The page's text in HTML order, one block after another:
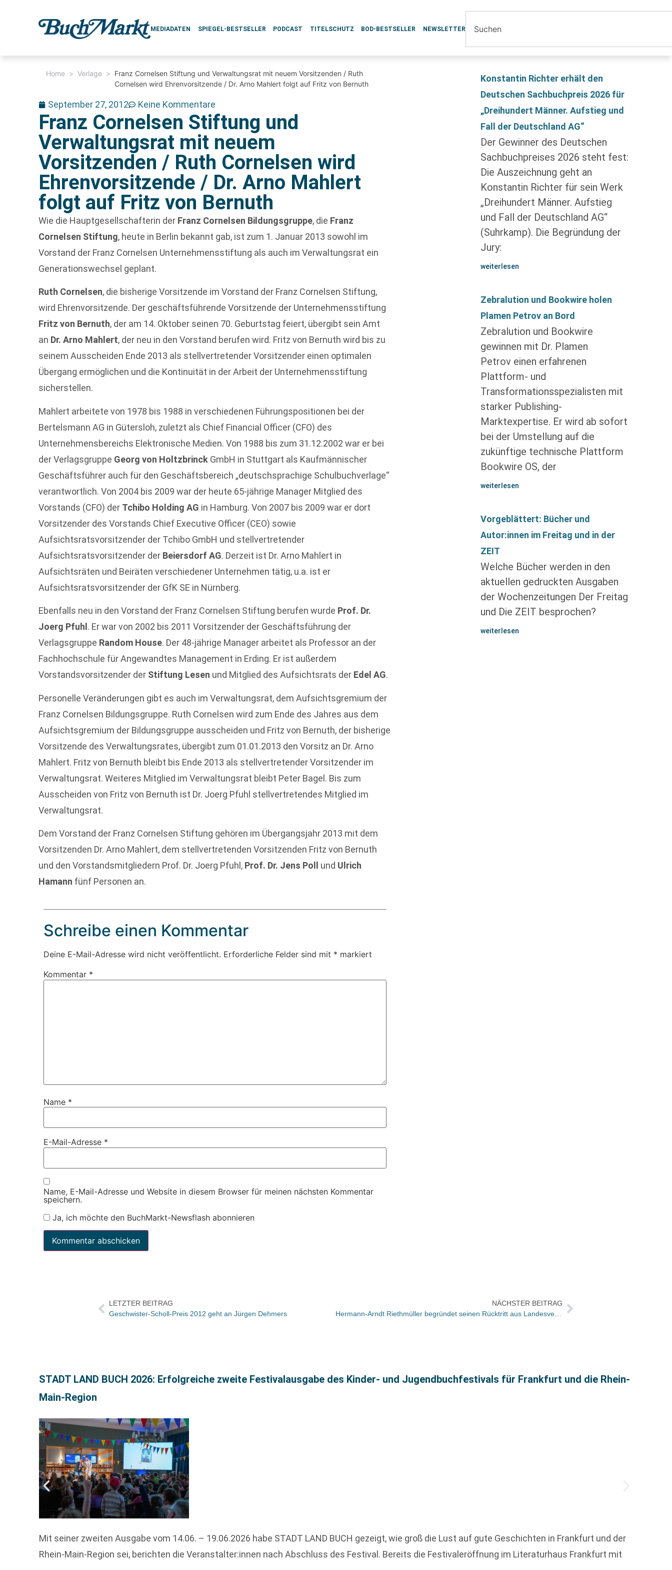
MEDIADATEN SPIEGEL-BESTSELLER PODCAST TITELSCHUTZ BOD-BESTSELLER NEWSLETTER
Home > Verlage > Franz Cornelsen Stiftung und Verwaltungsrat mit neuem Vorsitzenden / Ruth
Cornelsen wird Ehrenvorsitzende / Dr. Arno Mahlert folgt auf Fritz von Bernuth
September 27, 2012 Keine Kommentare
Franz Cornelsen Stiftung und
Verwaltungsrat mit neuem
Vorsitzenden / Ruth Cornelsen wird
Ehrenvorsitzende / Dr. Arno Mahlert
folgt auf Fritz von Bernuth
Wie die Hauptgesellschafterin der Franz Cornelsen Bildungsgruppe, die Franz
Cornelsen Stiftung, heute in Berlin bekannt gab, ist zum 1. Januar 2013 sowohl im
Vorstand der Franz Cornelsen Unternehmensstiftung als auch im Verwaltungsrat ein
Generationswechsel geplant.
Ruth Cornelsen, die bisherige Vorsitzende im Vorstand der Franz Cornelsen Stiftung,
wird Ehrenvorsitzende. Der geschäftsführende Vorsitzende der Unternehmensstiftung
Fritz von Bernuth, der am 14. Oktober seinen 70. Geburtstag feiert, übergibt sein Amt
an Dr. Arno Mahlert, der neu in den Vorstand berufen wird. Fritz von Bernuth wird bis zu
seinem Ausscheiden Ende 2013 als stellvertretender Vorsitzender einen optimalen
Übergang ermöglichen und die Kontinuität in der Arbeit der Unternehmensstiftung
sicherstellen.
Mahlert arbeitete von 1978 bis 1988 in verschiedenen Führungspositionen bei der
Bertelsmann AG in Gütersloh, zuletzt als Chief Financial Officer (CFO) des
Unternehmensbereichs Elektronische Medien. Von 1988 bis zum 31.12.2002 war er bei
der Verlagsgruppe Georg von Holtzbrinck GmbH in Stuttgart als Kaufmännischer
Geschäftsführer auch für den Geschäftsbereich „deutschsprachige Schulbuchverlage“
verantwortlich. Von 2004 bis 2009 war der heute 65-jährige Manager Mitglied des
Vorstands (CFO) der Tchibo Holding AG in Hamburg. Von 2007 bis 2009 war er dort
Vorsitzender des Vorstands Chief Executive Officer (CEO) sowie
Aufsichtsratsvorsitzender der Tchibo GmbH und stellvertretender
Aufsichtsratsvorsitzender der Beiersdorf AG. Derzeit ist Dr. Arno Mahlert in
Aufsichtsräten und Beiräten verschiedener Unternehmen tätig, u.a. ist er
Aufsichtsratsvorsitzender der GfK SE in Nürnberg.
Ebenfalls neu in den Vorstand der Franz Cornelsen Stiftung berufen wurde Prof. Dr.
Joerg Pfuhl . Er war von 2002 bis 2011 Vorsitzender der Geschäftsführung der
Verlagsgruppe Random House. Der 48-jährige Manager arbeitet als Professor an der
Fachhochschule für Angewandtes Management in Erding. Er ist außerdem
Vorstandsvorsitzender der Stiftung Lesen und Mitglied des Aufsichtsrats der Edel AG.
Personelle Veränderungen gibt es auch im Verwaltungsrat, dem Aufsichtsgremium der
Franz Cornelsen Bildungsgruppe. Ruth Cornelsen wird zum Ende des Jahres aus dem
Aufsichtsgremium der Bildungsgruppe ausscheiden und Fritz von Bernuth, der bisherige
Vorsitzende des Verwaltungsrates, übergibt zum 01.01.2013 den Vorsitz an Dr. Arno
Mahlert. Fritz von Bernuth bleibt bis Ende 2013 als stellvertretender Vorsitzender im
Verwaltungsrat. Weiteres Mitglied im Verwaltungsrat bleibt Peter Bagel. Bis zum
Ausscheiden von Fritz von Bernuth ist Dr. Joerg Pfuhl stellvertretendes Mitglied im
Verwaltungsrat.
Dem Vorstand der Franz Cornelsen Stiftung gehören im Übergangsjahr 2013 mit dem
Vorsitzenden Dr. Arno Mahlert, dem stellvertretenden Vorsitzenden Fritz von Bernuth
und den Vorstandsmitgliedern Prof. Dr. Joerg Pfuhl, Prof. Dr. Jens Poll und Ulrich
Hamann fünf Personen an.
Schreibe einen Kommentar
Deine E-Mail-Adresse wird nicht veröffentlicht. Erforderliche Felder sind mit * markiert
Kommentar *
Name *
E-Mail-Adresse *
Name, E-Mail-Adresse und Website in diesem Browser für meinen nächsten Kommentar
speichern.
Ja, ich möchte den BuchMarkt-Newsflash abonnieren
Konstantin Richter erhält den
Deutschen Sachbuchpreis 2026 für
„Dreihundert Männer. Aufstieg und
Fall der Deutschland AG“
Der Gewinner des Deutschen
Sachbuchpreises 2026 steht fest:
Die Auszeichnung geht an
Konstantin Richter für sein Werk
„Dreihundert Männer. Aufstieg
und Fall der Deutschland AG“
(Suhrkamp). Die Begründung der
Jury:
weiterlesen
Zebralution und Bookwire holen
Plamen Petrov an Bord
Zebralution und Bookwire
gewinnen mit Dr. Plamen
Petrov einen erfahrenen
Plattform- und
Transformationsspezialisten mit
starker Publishing-
Marktexpertise. Er wird ab sofort
bei der Umstellung auf die
zukünftige technische Plattform
Bookwire OS, der
weiterlesen
Vorgeblättert: Bücher und
Autor:innen im Freitag und in der
ZEIT
Welche Bücher werden in den
aktuellen gedruckten Ausgaben
der Wochenzeitungen Der Freitag
und Die ZEIT besprochen?
weiterlesen
LETZTER BEITRAG
Geschwister-Scholl-Preis 2012 geht an Jürgen Dehmers
NÄCHSTER BEITRAG
STADT LAND BUCH 2026: Erfolgreiche zweite Festivalausgabe des Kinder- und Jugendbuchfestivals für Frankfurt und die Rhein-
Main-Region
Mit seiner zweiten Ausgabe vom 14.06. – 19.06.2026 habe STADT LAND BUCH gezeigt, wie groß die Lust auf gute Geschichten in Frankfurt und der
Rhein-Main-Region sei, berichten die Veranstalter:innen nach Abschluss des Festival. Bereits die Festivaleröffnung im Literaturhaus Frankfurt mit